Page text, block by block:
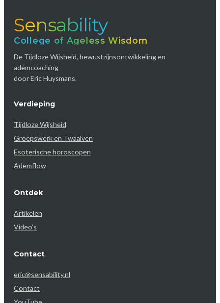
Sensability
College of Ageless Wisdom
De Tijdloze Wijsheid, bewustzijnsontwikkeling en
ademcoaching
door Eric Huysmans.
Verdieping
Tijdloze Wijsheid
Groepswerk en Twaalven
Esoterische horoscopen
Ademflow
Ontdek
Artikelen
Video’s
Contact
eric@sensability.nl
Contact